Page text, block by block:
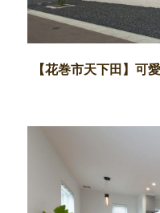
【花巻市天下田】可